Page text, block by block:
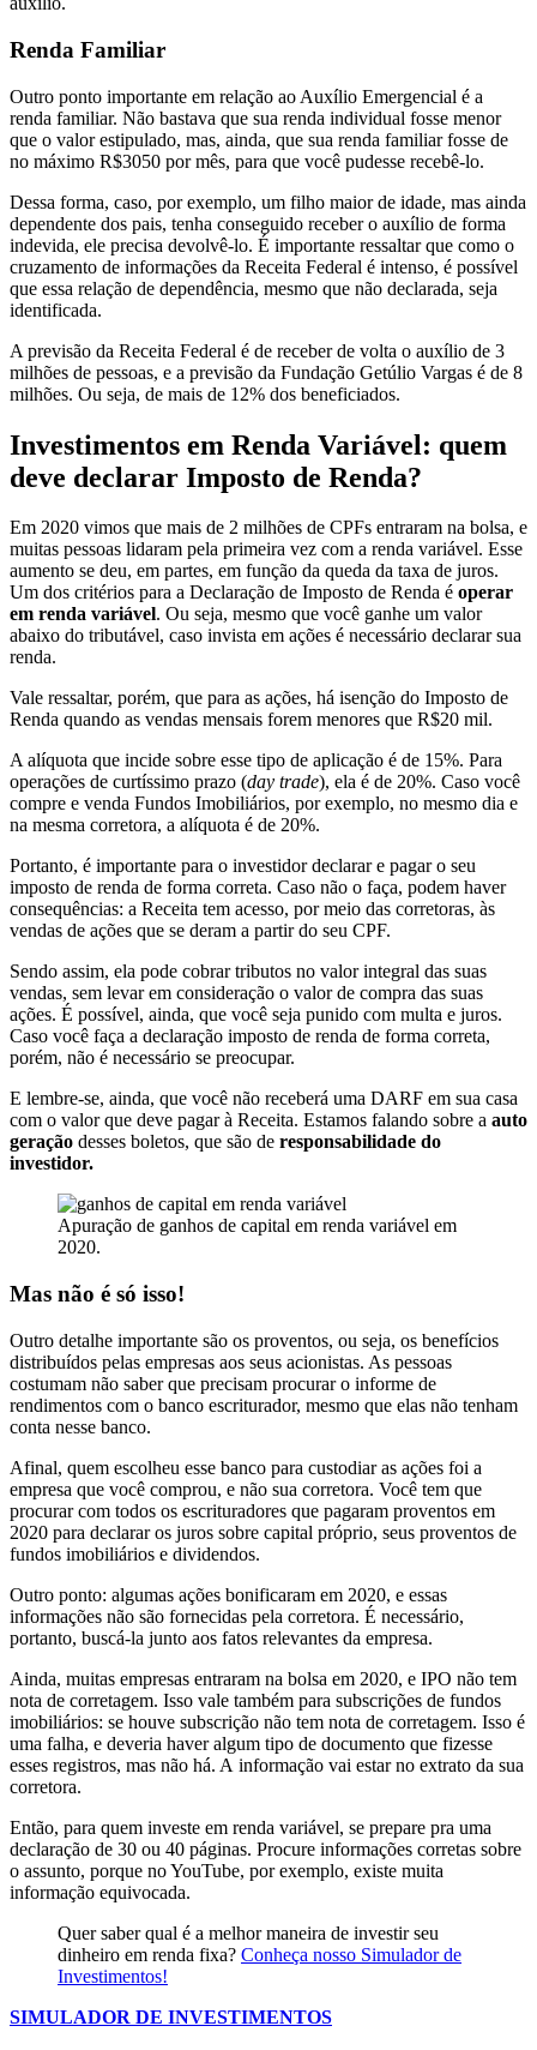
Renda Familiar
Outro ponto importante em relação ao Auxílio Emergencial é a
renda familiar. Não bastava que sua renda individual fosse menor
que o valor estipulado, mas, ainda, que sua renda familiar fosse de
no máximo R$3050 por mês, para que você pudesse recebê-lo.
Dessa forma, caso, por exemplo, um filho maior de idade, mas ainda
dependente dos pais, tenha conseguido receber o auxílio de forma
indevida, ele precisa devolvê-lo. É importante ressaltar que como o
cruzamento de informações da Receita Federal é intenso, é possível
que essa relação de dependência, mesmo que não declarada, seja
identificada.
A previsão da Receita Federal é de receber de volta o auxílio de 3
milhões de pessoas, e a previsão da Fundação Getúlio Vargas é de 8
milhões. Ou seja, de mais de 12% dos beneficiados.
Investimentos em Renda Variável: quem
deve declarar Imposto de Renda?
Em 2020 vimos que mais de 2 milhões de CPFs entraram na bolsa, e
muitas pessoas lidaram pela primeira vez com a renda variável. Esse
aumento se deu, em partes, em função da queda da taxa de juros.
Um dos critérios para a Declaração de Imposto de Renda é operar
em renda variável. Ou seja, mesmo que você ganhe um valor
abaixo do tributável, caso invista em ações é necessário declarar sua
renda.
Vale ressaltar, porém, que para as ações, há isenção do Imposto de
Renda quando as vendas mensais forem menores que R$20 mil.
A alíquota que incide sobre esse tipo de aplicação é de 15%. Para
operações de curtíssimo prazo (day trade), ela é de 20%. Caso você
compre e venda Fundos Imobiliários, por exemplo, no mesmo dia e
na mesma corretora, a alíquota é de 20%.
Portanto, é importante para o investidor declarar e pagar o seu
imposto de renda de forma correta. Caso não o faça, podem haver
consequências: a Receita tem acesso, por meio das corretoras, às
vendas de ações que se deram a partir do seu CPF.
Sendo assim, ela pode cobrar tributos no valor integral das suas
vendas, sem levar em consideração o valor de compra das suas
ações. É possível, ainda, que você seja punido com multa e juros.
Caso você faça a declaração imposto de renda de forma correta,
porém, não é necessário se preocupar.
E lembre-se, ainda, que você não receberá uma DARF em sua casa
com o valor que deve pagar à Receita. Estamos falando sobre a auto
geração desses boletos, que são de responsabilidade do
investidor.
Apuração de ganhos de capital em renda variável em
2020.
Mas não é só isso!
Outro detalhe importante são os proventos, ou seja, os benefícios
distribuídos pelas empresas aos seus acionistas. As pessoas
costumam não saber que precisam procurar o informe de
rendimentos com o banco escriturador, mesmo que elas não tenham
conta nesse banco.
Afinal, quem escolheu esse banco para custodiar as ações foi a
empresa que você comprou, e não sua corretora. Você tem que
procurar com todos os escrituradores que pagaram proventos em
2020 para declarar os juros sobre capital próprio, seus proventos de
fundos imobiliários e dividendos.
Outro ponto: algumas ações bonificaram em 2020, e essas
informações não são fornecidas pela corretora. É necessário,
portanto, buscá-la junto aos fatos relevantes da empresa.
Ainda, muitas empresas entraram na bolsa em 2020, e IPO não tem
nota de corretagem. Isso vale também para subscrições de fundos
imobiliários: se houve subscrição não tem nota de corretagem. Isso é
uma falha, e deveria haver algum tipo de documento que fizesse
esses registros, mas não há. A informação vai estar no extrato da sua
corretora.
Então, para quem investe em renda variável, se prepare pra uma
declaração de 30 ou 40 páginas. Procure informações corretas sobre
o assunto, porque no YouTube, por exemplo, existe muita
informação equivocada.
Quer saber qual é a melhor maneira de investir seu
dinheiro em renda fixa? Conheça nosso Simulador de
Investimentos!
SIMULADOR DE INVESTIMENTOS